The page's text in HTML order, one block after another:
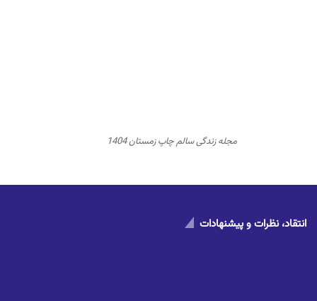
مجله زندگی سالم چاپ زمستان 1404
انتقاد، نظرات و پیشنهادات